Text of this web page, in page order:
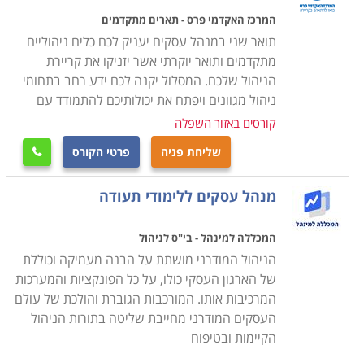
ההשכלה הייעודית. רק כעת, לאחר שהשיקו את המיזם
שלהם והעמידו אותו על הרגליים, הם מתפנים ללימוד
פרקטי מקוצר שינחה אותם כיצד לתפעל ולקדם אותו טוב
יותר. הם מגיעים ללימודים אלו כאשר הם בשלים יותר,
מכירים את הפרקטיקה מהשטח, את העובדים להם הם
נדרשים לדאוג, ואת הדינמיקה לפיה המנגנון כולו פועל. ניתן
לשער שמנהל זה לא יתפקד במקצועיות נמוכה יותר מאשר
עמיתו המלומד המתהדר בתואר ראשון במנהל עסקים או
אפילו תואר שני במנהל עסקים.
מה לומדים במנהל עסקים
לימודי מנהל עסקים לתעודה עוסקים בעיקר בפרקטיקה
המעשית של המקצוע, תוך שהם מדלגים על חלקים
תיאורטיים בעולם הכלכלה לטובת המימד המעשי של לימוד
ניהול. במידה רבה דומים הקורסים לגרסה עשירה וארוכה
המרכז האקדמי פרס - תארים מתקדמים
תואר שני במנהל עסקים יעניק לכם כלים ניהוליים
מתקדמים ותואר יוקרתי אשר יזניקו את קריירת
הניהול שלכם. המסלול יקנה לכם ידע רחב בתחומי
ניהול מגוונים ויפתח את יכולותיכם להתמודד עם
קורסים באזור השפלה
שליחת פניה פרטי הקורס 
מנהל עסקים ללימודי תעודה
המכללה למינהל - בי"ס לניהול
הניהול המודרני מושתת על הבנה מעמיקה וכוללת
של הארגון העסקי כולו, על כל הפונקציות והמערכות
המרכיבות אותו. המורכבות הגוברת והולכת של עולם
העסקים המודרני מחייבת שליטה בתורות הניהול
הקיימות ובטיפוח